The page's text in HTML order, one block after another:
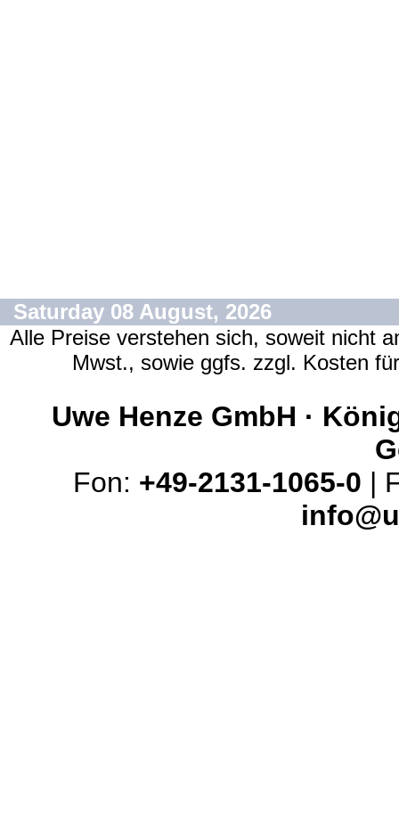
Saturday 08 August, 2026
Alle Preise verstehen sich, soweit nicht
Mwst., sowie ggfs. zzgl. Kosten
Uwe Henze GmbH ·
Fon: +49-2131-1065-0 |